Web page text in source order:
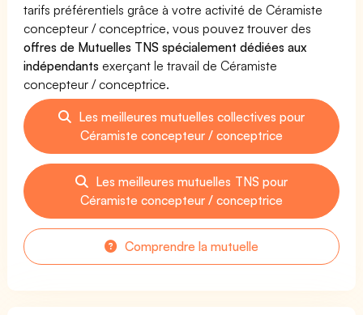
tarifs préférentiels grâce à votre activité de Céramiste
concepteur / conceptrice, vous pouvez trouver des
offres de Mutuelles TNS spécialement dédiées aux
indépendants exerçant le travail de Céramiste
concepteur / conceptrice.
Les meilleures mutuelles collectives pour
Céramiste concepteur / conceptrice
Les meilleures mutuelles TNS pour
Céramiste concepteur / conceptrice
Comprendre la mutuelle